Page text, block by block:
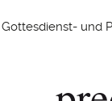
und